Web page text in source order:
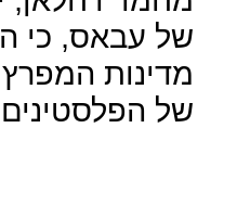
של עבאס, כי
מדינות
של